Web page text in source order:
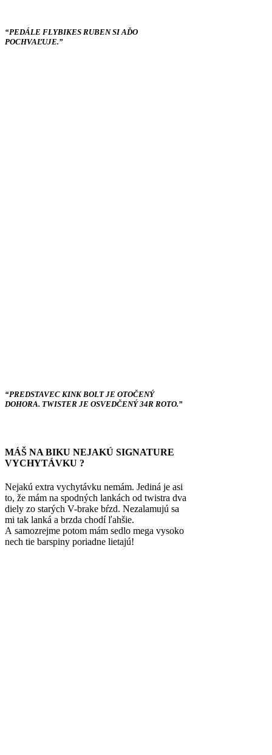
“PEDÁLE FLYBIKES RUBEN SI AĎO
POCHVAĽUJE.”
“PREDSTAVEC KINK BOLT JE OTOČENÝ
DOHORA. TWISTER JE OSVEDČENÝ 34R ROTO.”
MÁŠ NA BIKU NEJAKÚ SIGNATURE
VYCHYTÁVKU ?
Nejakú extra vychytávku nemám. Jediná je asi
to, že mám na spodných lankách od twistra dva
diely zo starých V-brake bŕzd. Nezalamujú sa
mi tak lanká a brzda chodí ľahšie.
A samozrejme potom mám sedlo mega vysoko
nech tie barspiny poriadne lietajú!